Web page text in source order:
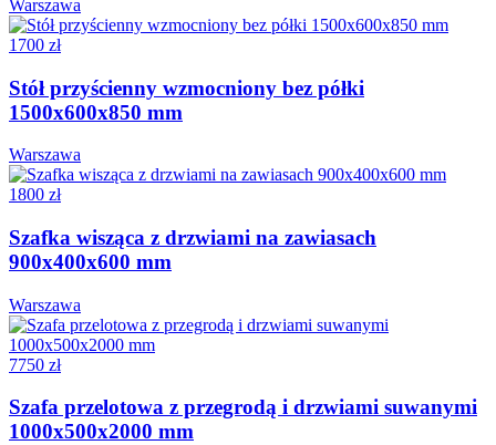
Warszawa
1700 zł
Stół przyścienny wzmocniony bez półki
1500x600x850 mm
Warszawa
1800 zł
Szafka wisząca z drzwiami na zawiasach
900x400x600 mm
Warszawa
7750 zł
Szafa przelotowa z przegrodą i drzwiami suwanymi
1000x500x2000 mm